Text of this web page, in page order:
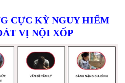
CỰC KỲ NGUY HIỂM
VỊ NỘI XỐP